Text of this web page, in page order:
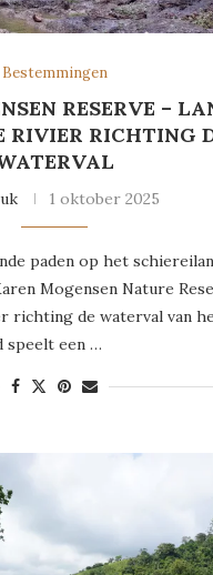
Bestemmingen
RESERVE –
RIVIER RICHTING
1 oktober 2025
paden op het
Mogensen Nature
richting de waterval van
speelt een …